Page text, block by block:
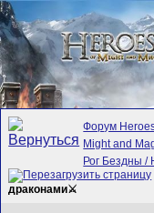
Форум
Might and
Рог Бездны /
драконами⚔